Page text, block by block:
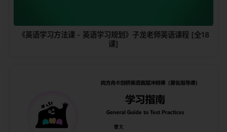
《英语学习方法课 - 英语学习规划》子龙老师英语课程 [全18
课]